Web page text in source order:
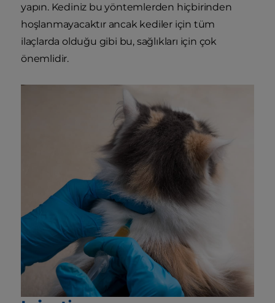
yapın. Kediniz bu yöntemlerden hiçbirinden
hoşlanmayacaktır ancak kediler için tüm
ilaçlarda olduğu gibi bu, sağlıkları için çok
önemlidir.